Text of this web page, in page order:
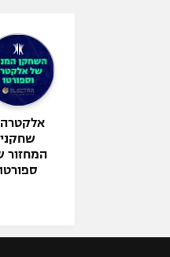
שחקני
המחזור
ספורט1